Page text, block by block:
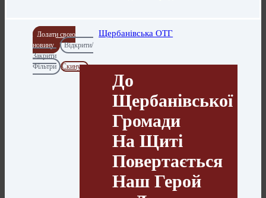
Додати свою
новину
Відкрити/
Закрити
Фільтри
Скинути
Щербанівська ОТГ
До
Щербанівської
Громади
На Щиті
Повертається
Наш Герой